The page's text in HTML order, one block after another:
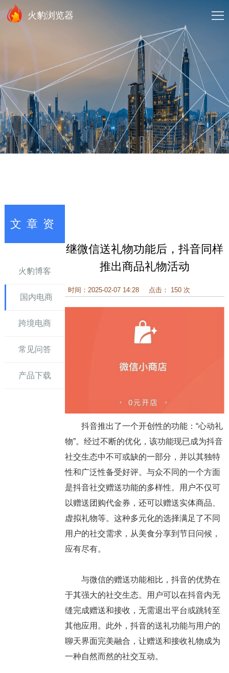
火豹浏览器
文章资
火豹博客
国内电商
跨境电商
常见问答
产品下载
继微信送礼物功能后，抖音同样
推出商品礼物活动
时间：2025-02-07 14:28 点击： 150 次
抖音推出了一个开创性的功能：“心动礼
物”。经过不断的优化，该功能现已成为抖音
社交生态中不可或缺的一部分，并以其独特
性和广泛性备受好评。与众不同的一个方面
是抖音社交赠送功能的多样性。用户不仅可
以赠送团购代金券，还可以赠送实体商品、
虚拟礼物等。这种多元化的选择满足了不同
用户的社交需求，从美食分享到节日问候，
应有尽有。
与微信的赠送功能相比，抖音的优势在
于其强大的社交生态。用户可以在抖音内无
缝完成赠送和接收，无需退出平台或跳转至
其他应用。此外，抖音的送礼功能与用户的
聊天界面完美融合，让赠送和接收礼物成为
一种自然而然的社交互动。